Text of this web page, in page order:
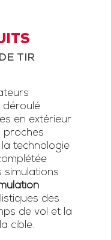
TIR
déroulé
en extérieur
proches
technologie
simulations
des
de vol et la
cible.